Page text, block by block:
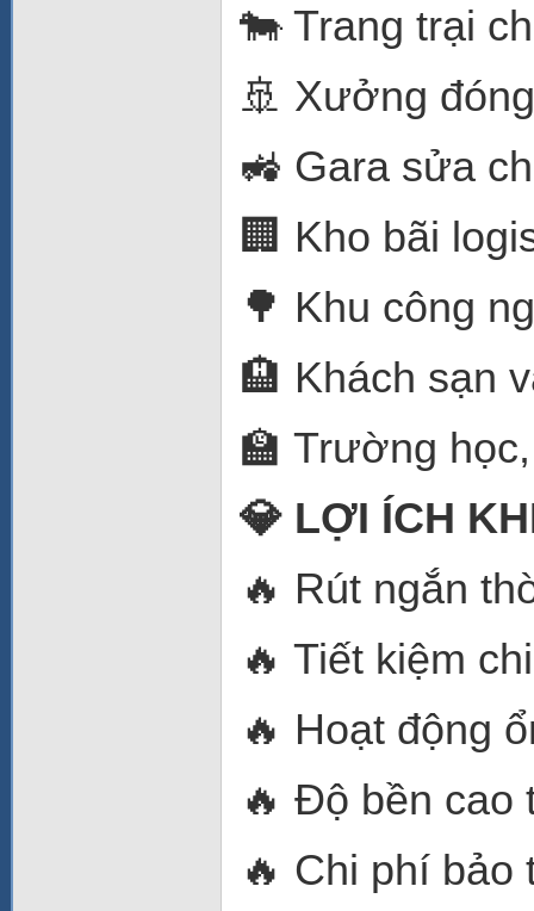
🐄 Trang trại
🚢 Xưởng
🚜 Gara sửa
🏢 Kho bãi
🌳 Khu công
🏨 Khách sạn
🏫 Trường
💎 LỢI ÍCH
🔥 Rút ngắn
🔥 Tiết kiệm
🔥 Hoạt động
🔥 Độ bền cao
🔥 Chi phí bảo